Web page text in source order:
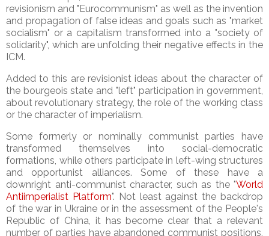
revisionism and "Eurocommunism" as well as the invention
and propagation of false ideas and goals such as "market
socialism" or a capitalism transformed into a "society of
solidarity", which are unfolding their negative effects in the
ICM.
Added to this are revisionist ideas about the character of
the bourgeois state and "left" participation in government,
about revolutionary strategy, the role of the working class
or the character of imperialism.
Some formerly or nominally communist parties have
transformed themselves into social-democratic
formations, while others participate in left-wing structures
and opportunist alliances. Some of these have a
downright anti-communist character, such as the "World
Antiimperialist Platform". Not least against the backdrop
of the war in Ukraine or in the assessment of the People's
Republic of China, it has become clear that a relevant
number of parties have abandoned communist positions,